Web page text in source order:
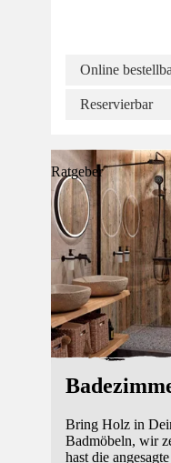
Online
Reservierbar
Ratgeber
Bring Holz in
Badmöbeln, wir
hast die